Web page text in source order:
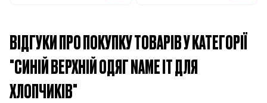
ВІДГУКИ ПРО ПОКУПКУ ТОВАРІВ У КАТЕГОРІЇ
"СИНІЙ ВЕРХНІЙ ОДЯГ NAME IT ДЛЯ
ХЛОПЧИКІВ"